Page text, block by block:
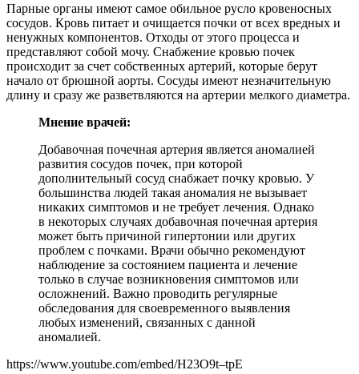
Парные органы имеют самое обильное русло кровеносных
сосудов. Кровь питает и очищается почки от всех вредных и
ненужных компонентов. Отходы от этого процесса и
представляют собой мочу. Снабжение кровью почек
происходит за счет собственных артерий, которые берут
начало от брюшной аорты. Сосуды имеют незначительную
длину и сразу же разветвляются на артерии мелкого диаметра.
Мнение врачей:
Добавочная почечная артерия является аномалией
развития сосудов почек, при которой
дополнительный сосуд снабжает почку кровью. У
большинства людей такая аномалия не вызывает
никаких симптомов и не требует лечения. Однако
в некоторых случаях добавочная почечная артерия
может быть причиной гипертонии или других
проблем с почками. Врачи обычно рекомендуют
наблюдение за состоянием пациента и лечение
только в случае возникновения симптомов или
осложнений. Важно проводить регулярные
обследования для своевременного выявления
любых изменений, связанных с данной
аномалией.
https://www.youtube.com/embed/H23O9t–tpE